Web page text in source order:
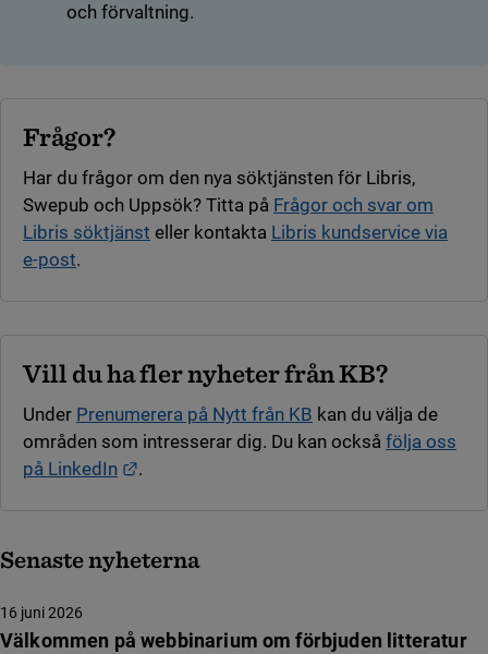
och förvaltning.
Frågor?
Har du frågor om den nya söktjänsten för Libris,
Swepub och Uppsök? Titta på Frågor och svar om
Libris söktjänst eller kontakta Libris kundservice via
e-post.
Vill du ha fler nyheter från KB?
Under Prenumerera på Nytt från KB kan du välja de
områden som intresserar dig. Du kan också följa oss
på LinkedIn
Länk till annan webbplats.
.
Senaste nyheterna
Välkommen på webbinarium om förbjuden litteratur
16 juni 2026